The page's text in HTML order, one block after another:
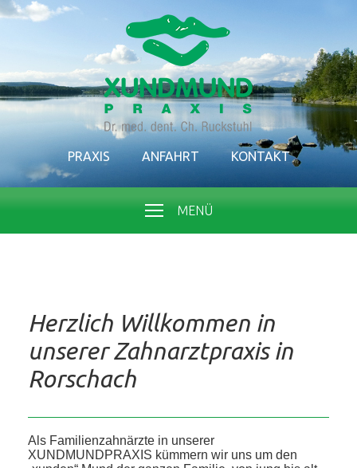
PRAXIS ANFAHRT KONTAKT
MENÜ
Herzlich Willkommen in
unserer Zahnarztpraxis in
Rorschach
Als Familienzahnärzte in unserer
XUNDMUNDPRAXIS kümmern wir uns um den